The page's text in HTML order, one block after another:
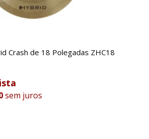
Crash de 18 Polegadas ZHC18
sem juros